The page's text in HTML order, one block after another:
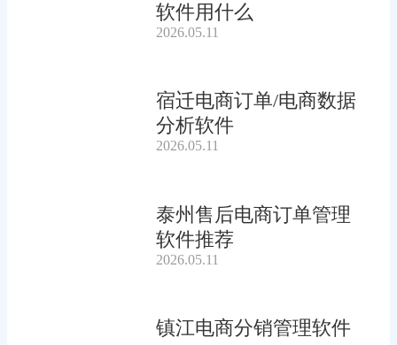
软件用什么
2026.05.11
宿迁电商订单/电商数据
分析软件
2026.05.11
泰州售后电商订单管理
软件推荐
2026.05.11
镇江电商分销管理软件